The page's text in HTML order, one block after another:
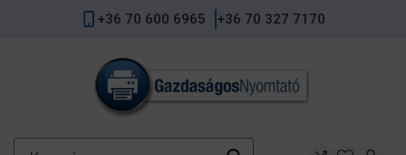
+36 70 600 6965 +36 70 327 7170